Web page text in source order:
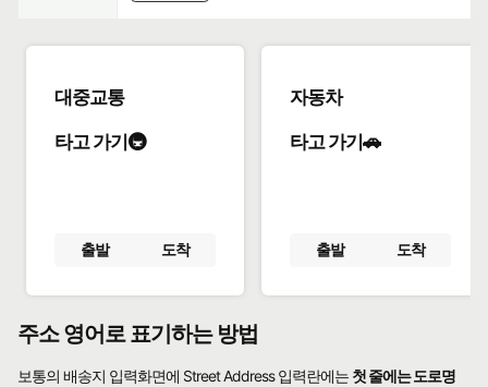
대중교통
타고 가기🚇
출발 도착
자동차
타고 가기🚗
출발 도착
주소 영어로 표기하는 방법
보통의 배송지 입력화면에 Street Address 입력란에는 첫 줄에는 도로명